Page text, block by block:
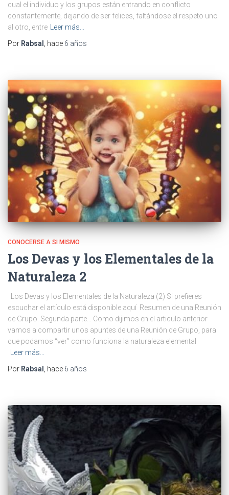
cual el individuo y los grupos están entrando en conflicto
constantemente, dejando de ser felices, faltándose el respeto uno
al otro, entre Leer más…
Por Rabsal , hace 6 años
CONOCERSE A SI MISMO
Los Devas y los Elementales de la
Naturaleza 2
Los Devas y los Elementales de la Naturaleza (2) Si prefieres
escuchar el artículo está disponible aquí Resumen de una Reunión
de Grupo. Segunda parte… Como dijimos en el articulo anterior
vamos a compartir unos apuntes de una Reunión de Grupo, para
que podamos “ver” como funciona la naturaleza elemental
Leer más…
Por Rabsal , hace 6 años